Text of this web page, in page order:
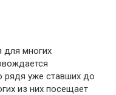
для многих
уже ставших до
из них посещает